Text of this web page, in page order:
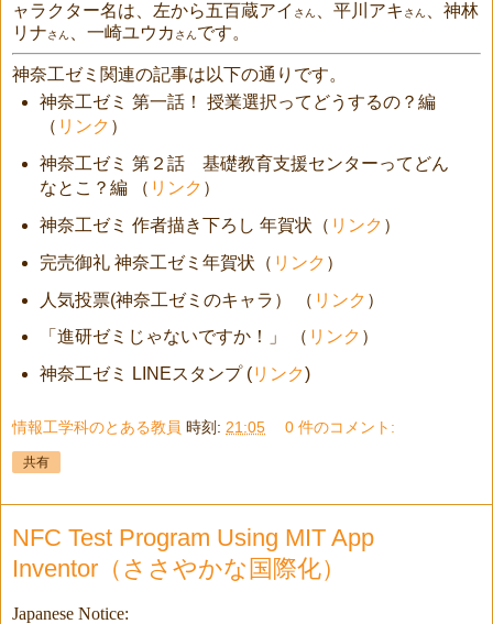
ャラクター名は、左から五百蔵アイ さん 、平川アキ さん
、神林
リナさん 、一崎ユウカ さんです。
神奈工ゼミ関連の記事は以下の通りです。
神奈工ゼミ 第一話！ 授業選択ってどうするの？編
（ リンク ）
神奈工ゼミ 第２話 基礎教育支援センターってどん
なとこ？編 （ リンク ）
神奈工ゼミ 作者描き下ろし 年賀状（ リンク ）
完売御礼 神奈工ゼミ年賀状（ リンク ）
人気投票(神奈工ゼミのキャラ） （ リンク ）
「進研ゼミじゃないですか！」 （ リンク ）
神奈工ゼミ LINEスタンプ (リンク)
情報工学科のとある教員 時刻: 21:05 0 件のコメント:
共有
NFC Test Program Using MIT App
Inventor（ささやかな国際化）
Japanese Notice: